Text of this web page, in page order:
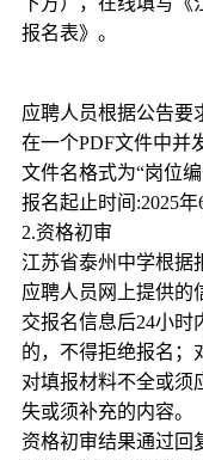
报名表》。
应聘人员根据公告要
在一个PDF文件中并
文件名格式为“岗位
报名起止时间:2025年
2.资格初审
江苏省泰州中学根据
应聘人员网上提供的
交报名信息后24小时
的，不得拒绝报名；
对填报材料不全或须
失或须补充的内容。
资格初审结果通过回